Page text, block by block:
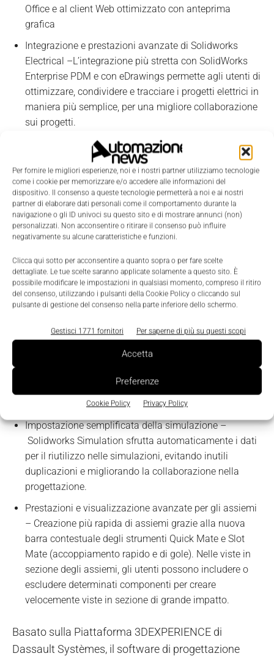
Per fornire le migliori esperienze, noi e i nostri partner utilizziamo tecnologie
come i cookie per memorizzare e/o accedere alle informazioni del
dispositivo. Il consenso a queste tecnologie permetterà a noi e ai nostri
partner di elaborare dati personali come il comportamento durante la
navigazione o gli ID univoci su questo sito e di mostrare annunci (non)
personalizzati. Non acconsentire o ritirare il consenso può influire
negativamente su alcune caratteristiche e funzioni.
Clicca qui sotto per acconsentire a quanto sopra o per fare scelte
dettagliate. Le tue scelte saranno applicate solamente a questo sito. È
possibile modificare le impostazioni in qualsiasi momento, compreso il ritiro
del consenso, utilizzando i pulsanti della Cookie Policy o cliccando sul
pulsante di gestione del consenso nella parte inferiore dello schermo.
Gestisci 1771 fornitori Per saperne di più su questi scopi
Accetta
Preferenze
Cookie Policy Privacy Policy
Office e al client Web ottimizzato con anteprima
grafica
Integrazione e prestazioni avanzate di Solidworks
Electrical –L’integrazione più stretta con SolidWorks
Enterprise PDM e con eDrawings permette agli utenti di
ottimizzare, condividere e tracciare i progetti elettrici in
maniera più semplice, per una migliore collaborazione
sui progetti.
Maggiore produttivita
Comunicazione e collaborazione in fase di
progettazione – Con il nuovo supporto per i dispositivi
Android, gli utenti mobili possono estendere la
visualizzazione oltre i dispositivi iOS.
possono preventivare il costo delle parti più
velocemente e impostando meno parametri, quindi
condividere i dati in maniera più efficiente con tutta la
lo sviluppo di un prodotto possono essere esportati in
altri reparti, come la produzione e l’ufficio acquisti.
Visualizzazione potenziata
Impostazione semplificata della simulazione –
Solidworks Simulation sfrutta automaticamente i dati
per il riutilizzo nelle simulazioni, evitando inutili
duplicazioni e migliorando la collaborazione nella
progettazione.
Prestazioni e visualizzazione avanzate per gli assiemi
– Creazione più rapida di assiemi grazie alla nuova
barra contestuale degli strumenti Quick Mate e Slot
Mate (accoppiamento rapido e di gole). Nelle viste in
sezione degli assiemi, gli utenti possono includere o
escludere determinati componenti per creare
velocemente viste in sezione di grande impatto.
Basato sulla Piattaforma 3DEXPERIENCE di
Dassault Systèmes, il software di progettazione